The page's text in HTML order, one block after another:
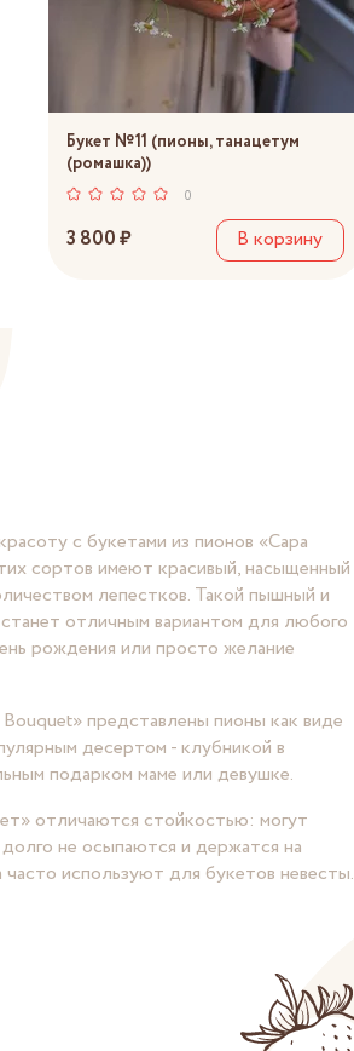
Букет №11 (пионы, танацетум
(ромашка))
0
3 800 ₽ В корзину
с букетами из пионов «Сара
сортов имеют красивый, насыщенный
лепестков. Такой пышный и
отличным вариантом для любого
рождения или просто желание
представлены пионы как виде
десертом - клубникой в
подарком маме или девушке.
отличаются стойкостью: могут
не осыпаются и держатся на
используют для букетов невесты.